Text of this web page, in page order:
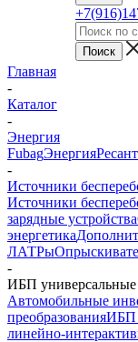
Главная
-
Каталог
-
Энергия
FubagЭнергия
-
Источники
Источники
зарядные устройства
энергетика
ЛАТРы
-
ИБП универсальные
Автомобильные
преобразованияИБП
линейно-